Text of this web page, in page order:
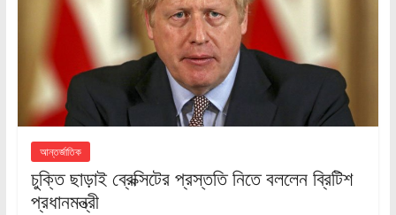
আন্তর্জাতিক
চুক্তি ছাড়াই ব্রেক্সিটের প্রস্ততি নিতে বললেন ব্রিটিশ
প্রধানমন্ত্রী